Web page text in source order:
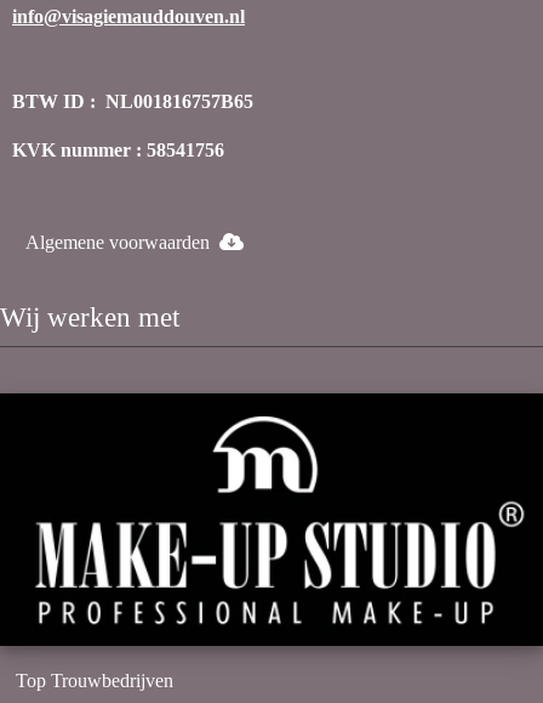
info@visagiemauddouven.nl
BTW ID : NL001816757B65
KVK nummer : 58541756
Algemene voorwaarden
Wij werken met
Top Trouwbedrijven